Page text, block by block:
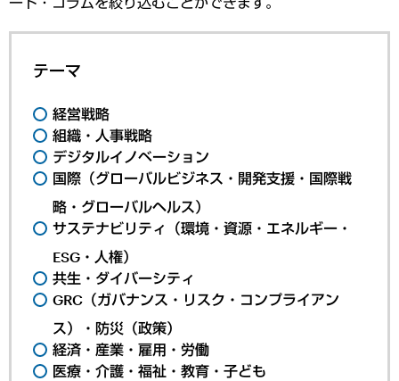
テーマ
経営戦略
組織・人事戦略
デジタルイノベーション
国際（グローバルビジネス・開発支援・国際戦
略・グローバルヘルス）
サステナビリティ（環境・資源・エネルギー・
ESG・人権）
共生・ダイバーシティ
GRC（ガバナンス・リスク・コンプライアン
ス）・防災（政策）
経済・産業・雇用・労働
医療・介護・福祉・教育・子ども